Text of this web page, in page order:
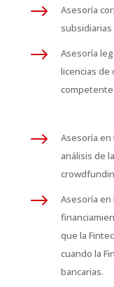
$
Asesoría
subsidiarias
$
Asesoría
licencias de
$
Asesoría
análisis de
$
Asesoría
que la
cuando la
bancarias.